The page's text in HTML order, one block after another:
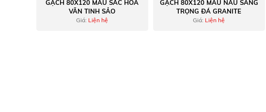
GẠCH 80X120 MÀU SẮC HOA
VĂN TINH SẢO
Giá: Liện hệ
GẠCH 80X120 MÀU NÂU SANG
TRỌNG ĐÁ GRANITE
Giá: Liện hệ